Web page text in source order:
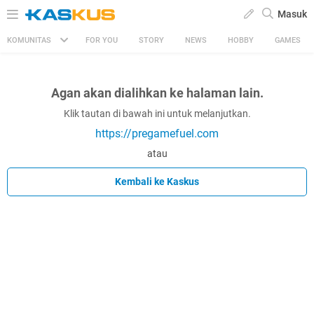
Masuk
KOMUNITAS FOR YOU STORY NEWS HOBBY GAMES
Agan akan dialihkan ke halaman lain.
Klik tautan di bawah ini untuk melanjutkan.
https://pregamefuel.com
atau
Kembali ke Kaskus